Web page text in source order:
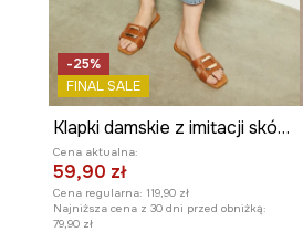
-25%
FINAL SALE
Klapki damskie z imitacji skóry kolor brązowy
Cena aktualna:
59,90 zł
Cena regularna: 119,90 zł
Najniższa cena z 30 dni przed obniżką:
79,90 zł